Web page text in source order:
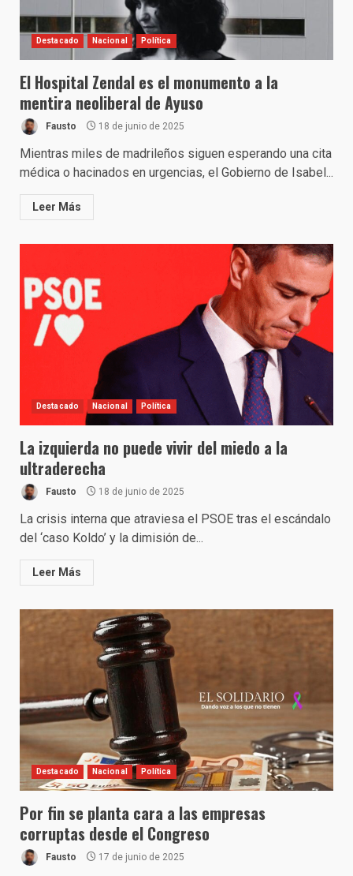
Destacado Nacional Política
El Hospital Zendal es el monumento a la
mentira neoliberal de Ayuso
Fausto 18 de junio de 2025
Mientras miles de madrileños siguen esperando una cita
médica o hacinados en urgencias, el Gobierno de Isabel...
Leer Más
Destacado Nacional Política
La izquierda no puede vivir del miedo a la
ultraderecha
Fausto 18 de junio de 2025
La crisis interna que atraviesa el PSOE tras el escándalo
del ‘caso Koldo’ y la dimisión de...
Leer Más
Destacado Nacional Política
Por fin se planta cara a las empresas
corruptas desde el Congreso
Fausto 17 de junio de 2025